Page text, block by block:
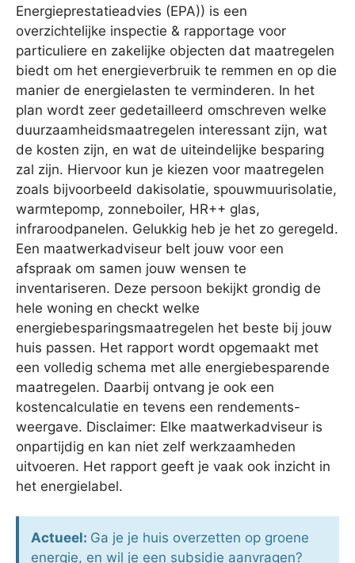
Energieprestatieadvies (EPA)) is een
overzichtelijke inspectie & rapportage voor
particuliere en zakelijke objecten dat maatregelen
biedt om het energieverbruik te remmen en op die
manier de energielasten te verminderen. In het
plan wordt zeer gedetailleerd omschreven welke
duurzaamheidsmaatregelen interessant zijn, wat
de kosten zijn, en wat de uiteindelijke besparing
zal zijn. Hiervoor kun je kiezen voor maatregelen
zoals bijvoorbeeld dakisolatie, spouwmuurisolatie,
warmtepomp, zonneboiler, HR++ glas,
infraroodpanelen. Gelukkig heb je het zo geregeld.
Een maatwerkadviseur belt jouw voor een
afspraak om samen jouw wensen te
inventariseren. Deze persoon bekijkt grondig de
hele woning en checkt welke
energiebesparingsmaatregelen het beste bij jouw
huis passen. Het rapport wordt opgemaakt met
een volledig schema met alle energiebesparende
maatregelen. Daarbij ontvang je ook een
kostencalculatie en tevens een rendements-
weergave. Disclaimer: Elke maatwerkadviseur is
onpartijdig en kan niet zelf werkzaamheden
uitvoeren. Het rapport geeft je vaak ook inzicht in
het energielabel.
Actueel: Ga je je huis overzetten op groene
energie, en wil je een subsidie aanvragen?